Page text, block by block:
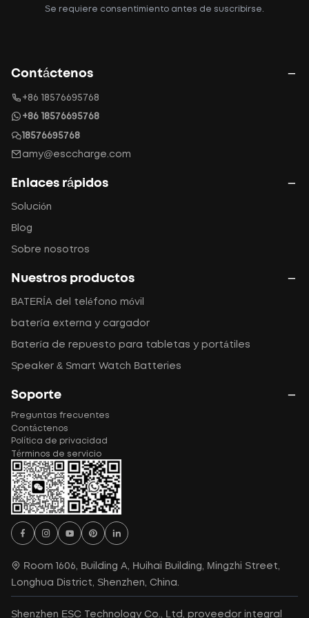
Se requiere consentimiento antes de suscribirse.
Contáctenos
+86 18576695768
+86 18576695768
18576695768
amy@esccharge.com
Enlaces rápidos
Solución
Blog
Sobre nosotros
Nuestros productos
BATERÍA del teléfono móvil
batería externa y cargador
Batería de repuesto para tabletas y portátiles
Speaker & Smart Watch Batteries
Soporte
Preguntas frecuentes
Contáctenos
Política de privacidad
Términos de servicio
Room 1606, Building A, Huihai Building, Mingzhi Street,
Longhua District, Shenzhen, China.
Shenzhen ESC Technology Co., Ltd, proveedor integral